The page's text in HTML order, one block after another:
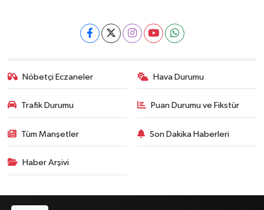
Nöbetçi Eczaneler Hava Durumu
Trafik Durumu Puan Durumu ve Fikstür
Tüm Manşetler Son Dakika Haberleri
Haber Arşivi